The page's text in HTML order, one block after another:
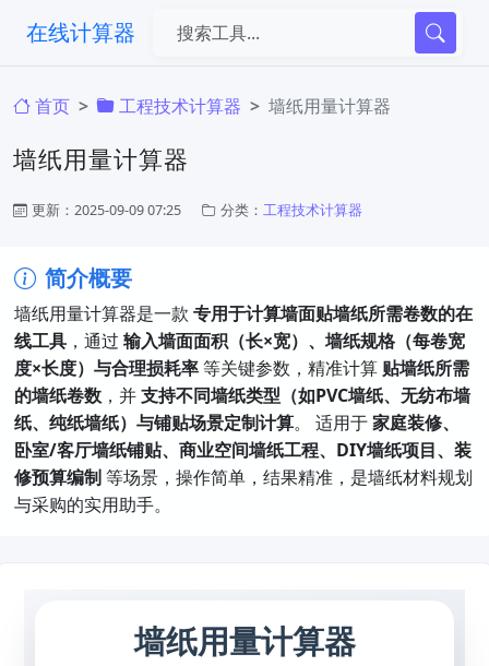
在线计算器
首页 工程技术计算器 墙纸用量计算器
墙纸用量计算器
更新：2025-09-09 07:25 分类： 工程技术计算器
简介概要
墙纸用量计算器是一款 ​ 专用于计算墙面贴墙纸所需卷数的在
线工具 ，通过 ​ 输入墙面面积（长×宽）、墙纸规格（每卷宽
度×长度）与合理损耗率​ 等关键参数，精准计算 ​ 贴墙纸所需
的墙纸卷数 ，并 ​支持不同墙纸类型（如PVC墙纸、无纺布墙
纸、纯纸墙纸）与铺贴场景定制计算。 适用于 ​家庭装修、
卧室/客厅墙纸铺贴、商业空间墙纸工程、DIY墙纸项目、装
修预算编制​ 等场景，操作简单，结果精准，是墙纸材料规划
与采购的实用助手。
墙纸用量计算器